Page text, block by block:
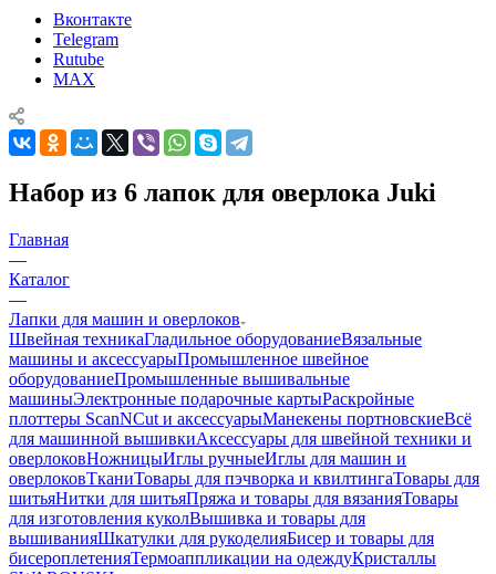
Вконтакте
Telegram
Rutube
MAX
Набор из 6 лапок для оверлока Juki
Главная
—
Каталог
—
Лапки для машин и оверлоков
Швейная техникаГладильное оборудованиеВязальные
машины и аксессуарыПромышленное швейное
оборудованиеПромышленные вышивальные
машиныЭлектронные подарочные картыРаскройные
плоттеры ScanNCut и аксессуарыМанекены портновскиеВсё
для машинной вышивкиАксессуары для швейной техники и
оверлоковНожницыИглы ручныеИглы для машин и
оверлоковТканиТовары для пэчворка и квилтингаТовары для
шитьяНитки для шитьяПряжа и товары для вязанияТовары
для изготовления куколВышивка и товары для
вышиванияШкатулки для рукоделияБисер и товары для
бисероплетенияТермоаппликации на одеждуКристаллы